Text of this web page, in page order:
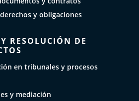
y obligaciones
RESOLUCIÓN DE
en tribunales y procesos
y mediación